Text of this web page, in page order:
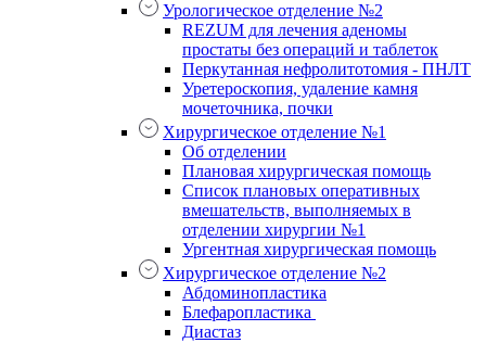
Урологическое отделение №2
REZUM для лечения аденомы
простаты без операций и таблеток
Перкутанная нефролитотомия - ПНЛТ
Уретероскопия, удаление камня
мочеточника, почки
Хирургическое отделение №1
Об отделении
Плановая хирургическая помощь
Список плановых оперативных
вмешательств, выполняемых в
отделении хирургии №1
Ургентная хирургическая помощь
Хирургическое отделение №2
Абдоминопластика
Блефаропластика
Диастаз